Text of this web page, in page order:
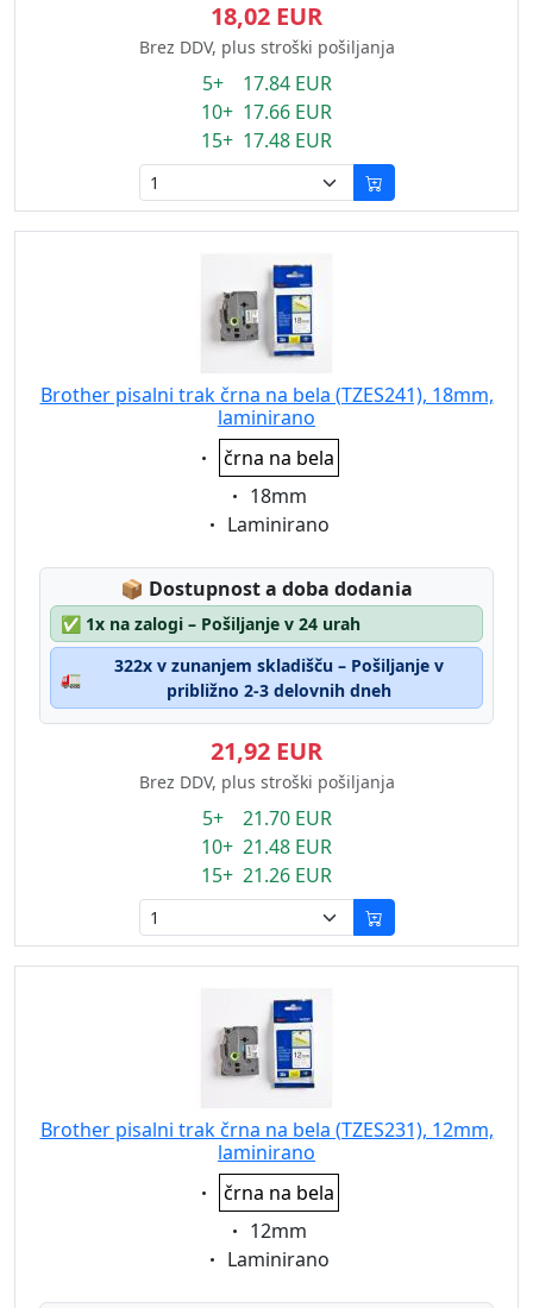
18,02 EUR
Brez DDV, plus stroški pošiljanja
5+ 17.84 EUR
10+ 17.66 EUR
15+ 17.48 EUR
Brother pisalni trak črna na bela (TZES241), 18mm,
laminirano
Eigenschaft:
črna na bela
Eigenschaft:
18mm
Eigenschaft:
Laminirano
📦 Lagerstatus:
Dostupnost a doba dodania
✅ 1x na zalogi – Pošiljanje v 24 urah
🚛
322x v zunanjem skladišču – Pošiljanje v
približno 2-3 delovnih dneh
21,92 EUR
Brez DDV, plus stroški pošiljanja
5+ 21.70 EUR
10+ 21.48 EUR
15+ 21.26 EUR
Brother pisalni trak črna na bela (TZES231), 12mm,
laminirano
Eigenschaft:
črna na bela
Eigenschaft:
12mm
Eigenschaft:
Laminirano